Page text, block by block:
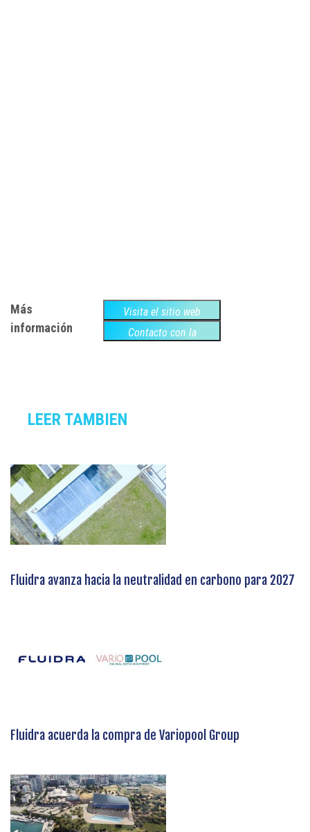
Más
información
Visita el sitio web
Contacto con la
LEER TAMBIEN
Fluidra avanza hacia la neutralidad en carbono para 2027
Fluidra acuerda la compra de Variopool Group